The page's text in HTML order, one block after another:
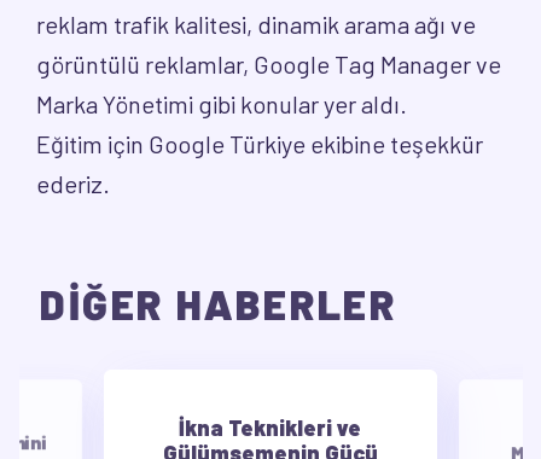
reklam trafik kalitesi, dinamik arama ağı ve
görüntülü reklamlar, Google Tag Manager ve
Marka Yönetimi gibi konular yer aldı.
Eğitim için Google Türkiye ekibine teşekkür
ederiz.
DİĞER HABERLER
İkna Teknikleri ve
Gülümsemenin Gücü